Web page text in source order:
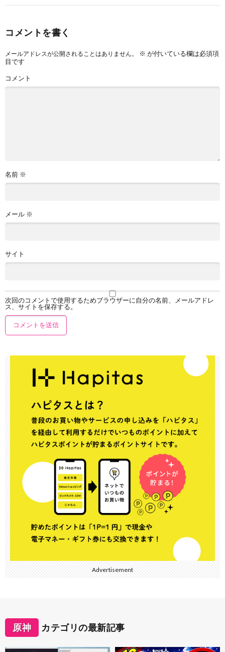
コメントを書く
メールアドレスが公開されることはありません。 ※ が付いている欄は必須項
目です
コメント
名前 ※
メール ※
サイト
次回のコメントで使用するためブラウザーに自分の名前、メールアドレ
ス、サイトを保存する。
Advertisement
原神 カテゴリの最新記事